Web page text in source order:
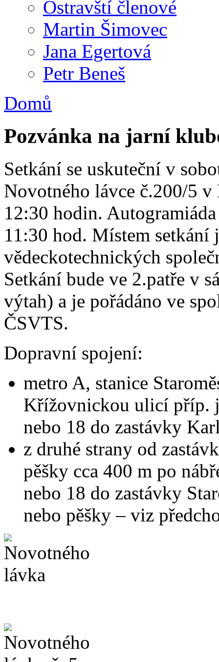
Ostravští členové
Martin Šimovec
Jana Egertová
Petr Beneš
Domů
Pozvánka na jarní
Setkání se uskuteční v
Novotného lávce č.200/5 v
12:30 hodin.
11:30 hod. Místem setkání
vědeckotechnických
Setkání bude ve 2.patře v
výtah) a je pořádáno ve
ČSVTS.
Dopravní spojení:
metro A, stanice
Křížovnickou ulicí příp.
nebo 18 do zastávky
z druhé strany od
pěšky cca 400 m po
nebo 18 do zastávky
nebo pěšky – viz